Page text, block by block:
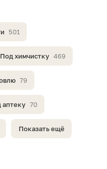
501
Под химчистку 469
79
аптеку 70
Показать ещё